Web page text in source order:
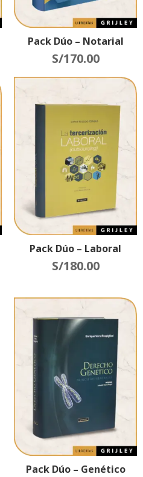
Pack Dúo – Notarial
S/170.00
Pack Dúo – Laboral
S/180.00
Pack Dúo – Genético